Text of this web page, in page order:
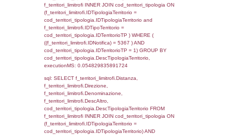
LEFT JOIN el_province AS el_province_1
a1_stabilimento.IstProvinciaSL =
el_province_1.IstProvincia) LEFT JOIN
el_regioni_1 ON
el_regioni_1.IstRegione where
executionMS: 0.00092887878417969
sql: SELECT a2p.Cognome, a2p.Nome
a2_ruolipersonale a2rp INNER JOIN
a2rp.IDPersonale = a2p.IDPersonale
(((a2p.IDNotifica)=5367) AND
executionMS: 0.0040640830993652